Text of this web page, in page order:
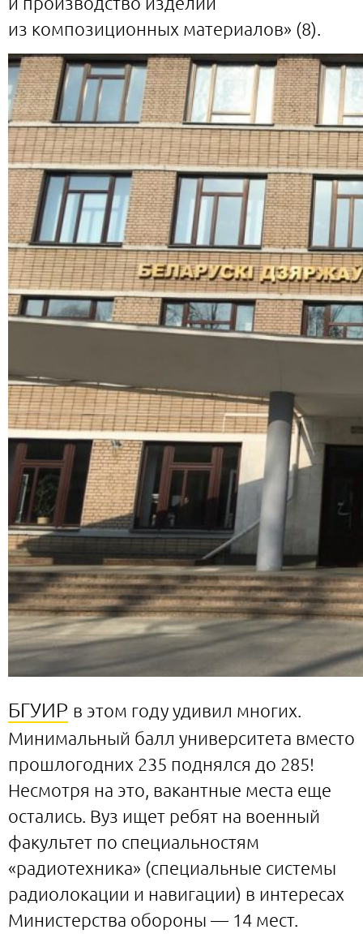
из композиционных материалов» (8).
БГУИР в этом году удивил многих.
Минимальный балл университета вместо
прошлогодних 235 поднялся до 285!
Несмотря на это, вакантные места еще
остались. Вуз ищет ребят на военный
факультет по специальностям
«радиотехника» (специальные системы
радиолокации и навигации) в интересах
Министерства обороны — 14 мест.